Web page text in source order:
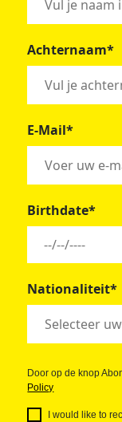
Achternaam*
E-Mail*
Birthdate*
Nationaliteit*
Door op de knop
Policy
I would like to